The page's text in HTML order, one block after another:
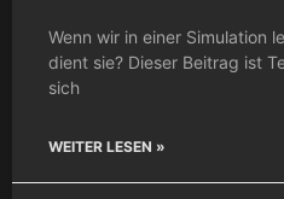
Wenn wir in einer Simulation
dient sie? Dieser Beitrag ist
sich
WEITER LESEN »